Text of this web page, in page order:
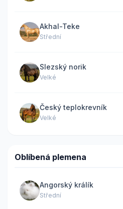
Akhal-Teke
Střední
Slezský norik
Velké
Český teplokrevník
Velké
Oblíbená plemena
Angorský králík
Střední